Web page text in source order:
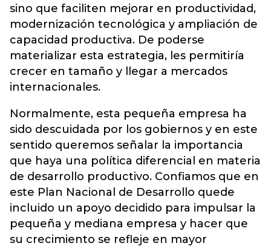
sino que faciliten mejorar en productividad,
modernización tecnológica y ampliación de
capacidad productiva. De poderse
materializar esta estrategia, les permitiría
crecer en tamaño y llegar a mercados
internacionales.
Normalmente, esta pequeña empresa ha
sido descuidada por los gobiernos y en este
sentido queremos señalar la importancia
que haya una política diferencial en materia
de desarrollo productivo. Confiamos que en
este Plan Nacional de Desarrollo quede
incluido un apoyo decidido para impulsar la
pequeña y mediana empresa y hacer que
su crecimiento se refleje en mayor